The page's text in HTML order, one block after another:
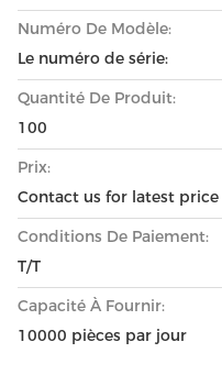
Numéro De Modèle:
Le numéro de série:
Quantité De Produit:
100
Prix:
Contact us for latest price
Conditions De Paiement:
T/T
Capacité À Fournir:
10000 pièces par jour